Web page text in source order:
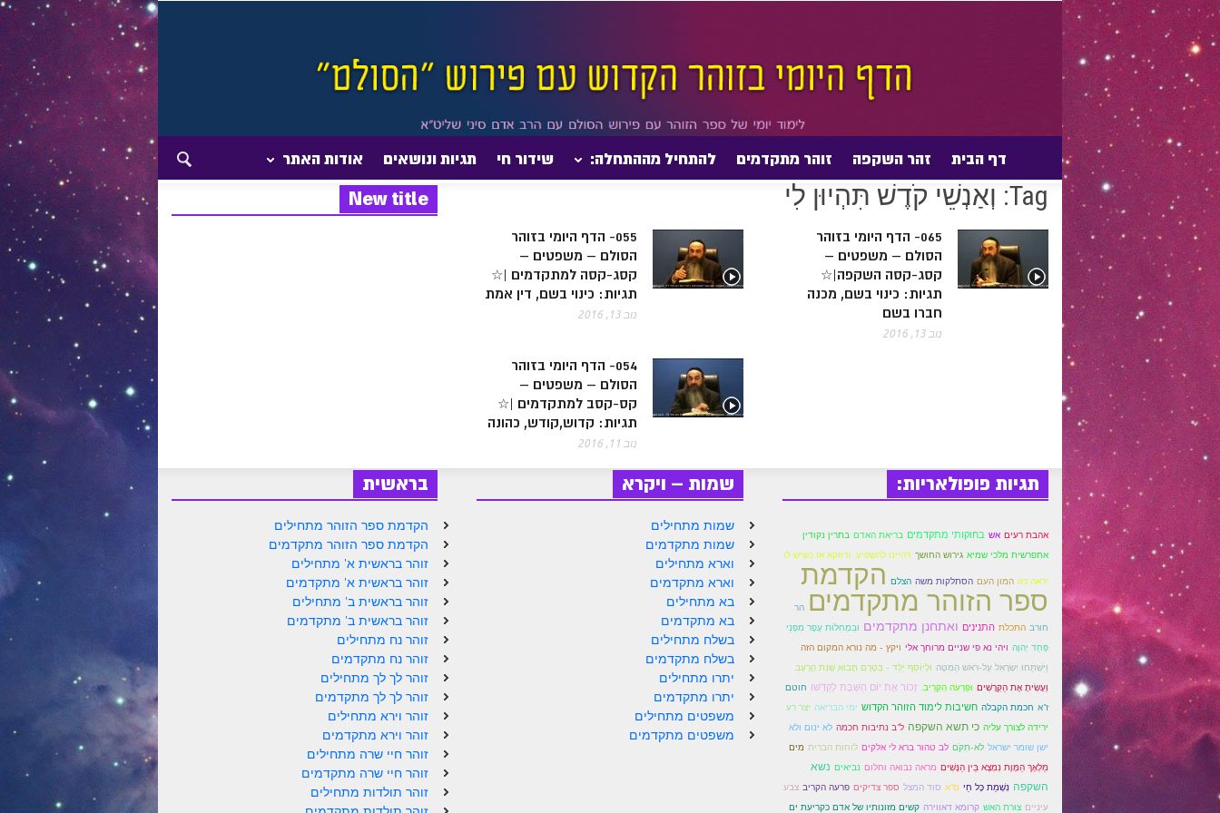
דף הבית זהר השקפה זוהר מתקדמים להתחיל מההתחלה: שידור חי תגיות ונושאים אודות האתר
New title
Tags Posts tagged with "וְאַנְשֵׁי קֹדֶשׁ תִּהְיוּן לִי"
Tag: וְאַנְשֵׁי קֹדֶשׁ תִּהְיוּן לִי
055- הדף היומי בזוהר
הסולם – משפטים –
קסג-קסה למתקדמים |☆
תגיות: כינוי בשם, דין אמת
נוב 13, 2016
065- הדף היומי בזוהר
הסולם – משפטים –
קסג-קסה השקפה|☆
תגיות: כינוי בשם, מכנה
חברו בשם
נוב 13, 2016
054- הדף היומי בזוהר
הסולם – משפטים –
קס-קסב למתקדמים |☆
תגיות: קדוש,קודש, כהונה
נוב 11, 2016
בראשית
הקדמת ספר הזוהר מתחילים
הקדמת ספר הזוהר מתקדמים
זוהר בראשית א' מתחילים
זוהר בראשית א' מתקדמים
זוהר בראשית ב' מתחילים
זוהר בראשית ב' מתקדמים
זוהר נח מתחילים
זוהר נח מתקדמים
זוהר לך לך מתחילים
זוהר לך לך מתקדמים
זוהר וירא מתחילים
זוהר וירא מתקדמים
זוהר חיי שרה מתחילים
זוהר חיי שרה מתקדמים
זוהר תולדות מתחילים
שמות – ויקרא
שמות מתחילים
שמות מתקדמים
וארא מתחילים
וארא מתקדמים
בא מתחילים
בא מתקדמים
בשלח מתחילים
בשלח מתקדמים
יתרו מתחילים
יתרו מתקדמים
משפטים מתחילים
משפטים מתקדמים
תגיות פופולאריות:
אהבת רעים אש בחוקותי מתקדמים בריאת האדם בתרין נקודין
אתפרשית מלכי שמיא גירוש החושך דהיינו להשפיע. ודווקא אז כשיש לו
יראה כזו המון העם הסתלקות משה הצלם הקדמת
ספר הזוהר מתקדמים הר
חורב התכלת התנינים ואתחנן מתקדמים וּבִמְחִלּוֹת עָפָר מִפְּנֵי
פַּחַד יְהוָה ויהי נא פי שניים מרוחך אלי ויקץ - מה נורא המקום הזה
וַיִּשְׁתַּחוּ יִשְׂרָאֵל עַל-רֹאשׁ הַמִּטָּה וּלְיוֹסֵף יֻלַּד - בְּטֶרֶם תָּבוֹא שְׁנַת הָרָעָב
וְעָשִׂיתָ אֶת הַקְּרָשִׁים וּפַרְעֹה הִקְרִיב. זָכוֹר אֶת יוֹם הַשַּׁבָּת לְקַדְּשׁו חוטם
ז"א חכמת הקבלה חשיבות לימוד הזוהר הקדוש ימי הבריאה יצר רע
ירידה לצורך עליה כי תשא השקפה ל"ב נתיבות חכמה לא ינום ולא
ישן שומר ישראל לֹא-תִקֹּם לב טהור ברא לי אלקים לוחות הברית מים
מַלְאָךְ הַמָּוֶת נִמְצָא בֵּין הַנָּשִׁים מראה נבואה וחלום נביאים נשא
השקפה נִשְׁמַת כָּל חַי ס"א סוד המצל ספר צדיקים פרעה הקריב צבע
עיניים צורת האש קרומא דאווירה קשים מזונותיו של אדם כקריעת ים